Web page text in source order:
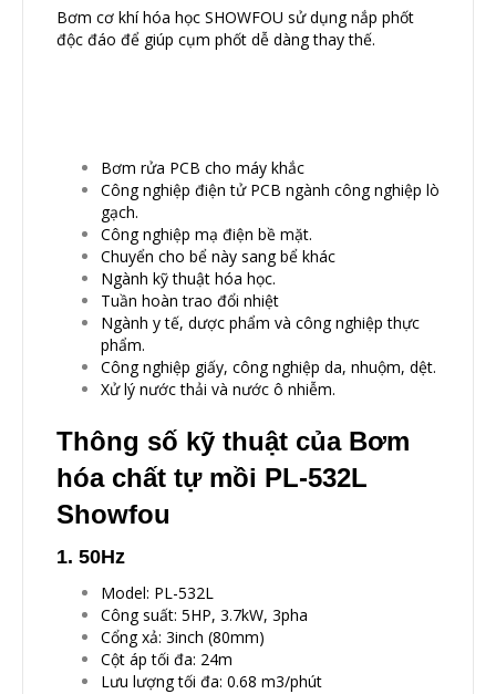
Bơm cơ khí hóa học SHOWFOU sử dụng nắp phốt
độc đáo để giúp cụm phốt dễ dàng thay thế.
Bơm rửa PCB cho máy khắc
Công nghiệp điện tử PCB ngành công nghiệp lò
gạch.
Công nghiệp mạ điện bề mặt.
Chuyển cho bể này sang bể khác
Ngành kỹ thuật hóa học.
Tuần hoàn trao đổi nhiệt
Ngành y tế, dược phẩm và công nghiệp thực
phẩm.
Công nghiệp giấy, công nghiệp da, nhuộm, dệt.
Xử lý nước thải và nước ô nhiễm.
Thông số kỹ thuật của Bơm
hóa chất tự mồi PL-532L
Showfou
1. 50Hz
Model: PL-532L
Công suất: 5HP, 3.7kW, 3pha
Cổng xả: 3inch (80mm)
Cột áp tối đa: 24m
Lưu lượng tối đa: 0.68 m3/phút